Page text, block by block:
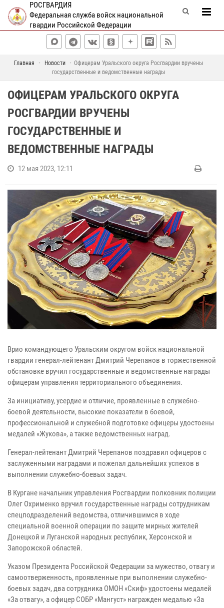
РОСГВАРДИЯ
Федеральная служба войск национальной
гвардии Российской Федерации
Главная Новости
Офицерам Уральского округа Росгвардии вручены
государственные и ведомственные награды
ОФИЦЕРАМ УРАЛЬСКОГО ОКРУГА
РОСГВАРДИИ ВРУЧЕНЫ
ГОСУДАРСТВЕННЫЕ И
ВЕДОМСТВЕННЫЕ НАГРАДЫ
12 мая 2023, 12:11
Врио командующего Уральским округом войск национальной
гвардии генерал-лейтенант Дмитрий Черепанов в торжественной
обстановке вручил государственные и ведомственные награды
офицерам управления территориального объединения.
За инициативу, усердие и отличие, проявленные в служебно-
боевой деятельности, высокие показатели в боевой,
профессиональной и служебной подготовке офицеры удостоены
медалей «Жукова», а также ведомственных наград.
Генерал-лейтенант Дмитрий Черепанов поздравил офицеров с
заслуженными наградами и пожелал дальнейших успехов в
выполнении служебно-боевых задач.
В Кургане начальник управления Росгвардии полковник полиции
Олег Охрименко вручил государственные награды сотрудникам
спецподразделений ведомства, отличившимся в ходе
специальной военной операции по защите мирных жителей
Донецкой и Луганской народных республик, Херсонской и
Запорожской областей.
Указом Президента Российской Федерации за мужество, отвагу и
самоотверженность, проявленные при выполнении служебно-
боевых задач, два сотрудника ОМОН «Скиф» удостоены медалей
«За отвагу», а офицер СОБР «Мангуст» награжден медалью «За